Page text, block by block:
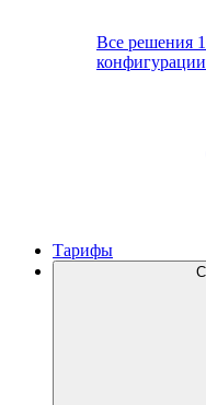
Все решения
Тарифы